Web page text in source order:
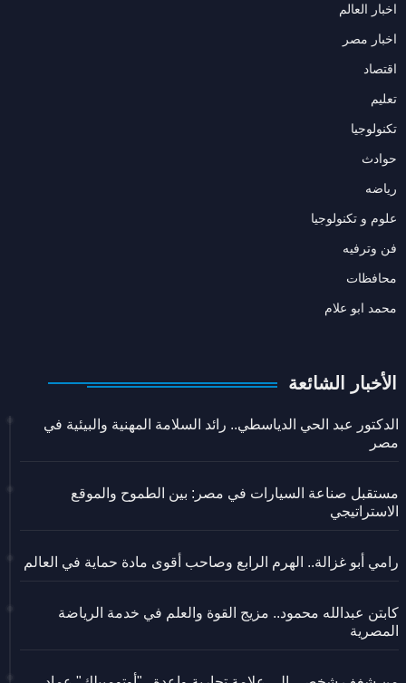
اخبار العالم
اخبار مصر
اقتصاد
تعليم
تكنولوجيا
حوادث
رياضه
علوم و تكنولوجيا
فن وترفيه
محافظات
محمد ابو علام
الأخبار الشائعة
الدكتور عبد الحي الدياسطي.. رائد السلامة المهنية والبيئية في
مصر
مستقبل صناعة السيارات في مصر: بين الطموح والموقع
الاستراتيجي
رامي أبو غزالة.. الهرم الرابع وصاحب أقوى مادة حماية في العالم
كابتن عبدالله محمود.. مزيج القوة والعلم في خدمة الرياضة
المصرية